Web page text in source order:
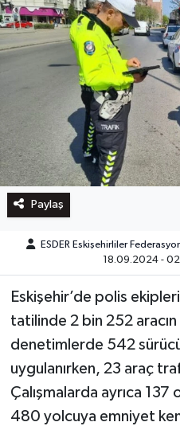
Paylaş
ESDER Eskişehirliler
18.09.2024 -
Eskişehir’de polis
tatilinde 2 bin 252
denetimlerde 542
uygulanırken, 23 araç
Çalışmalarda ayrıca
480 yolcuya emniyet